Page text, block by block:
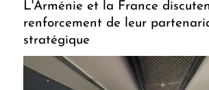
L'Arménie et la France
renforcement de leur
stratégique